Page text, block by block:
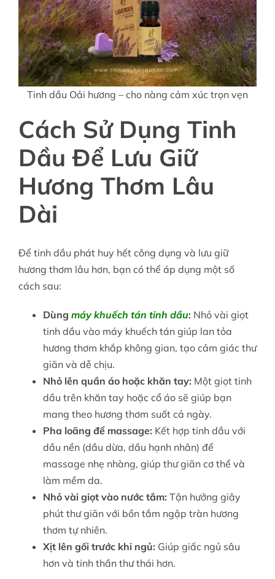
Tinh dầu Oải hương – cho nàng cảm xúc trọn vẹn
Cách Sử Dụng Tinh
Dầu Để Lưu Giữ
Hương Thơm Lâu
Dài
Để tinh dầu phát huy hết công dụng và lưu giữ
hương thơm lâu hơn, bạn có thể áp dụng một số
cách sau:
Dùng máy khuếch tán tinh dầu: Nhỏ vài giọt
tinh dầu vào máy khuếch tán giúp lan tỏa
hương thơm khắp không gian, tạo cảm giác thư
giãn và dễ chịu.
Nhỏ lên quần áo hoặc khăn tay: Một giọt tinh
dầu trên khăn tay hoặc cổ áo sẽ giúp bạn
mang theo hương thơm suốt cả ngày.
Pha loãng để massage: Kết hợp tinh dầu với
dầu nền (dầu dừa, dầu hạnh nhân) để
massage nhẹ nhàng, giúp thư giãn cơ thể và
làm mềm da.
Nhỏ vài giọt vào nước tắm: Tận hưởng giây
phút thư giãn với bồn tắm ngập tràn hương
thơm tự nhiên.
Xịt lên gối trước khi ngủ: Giúp giấc ngủ sâu
hơn và tinh thần thư thái hơn.